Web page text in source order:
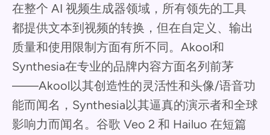
在整个 AI 视频生成器领域，所有领先的工具
都提供文本到视频的转换，但在自定义、输出
质量和使用限制方面有所不同。Akool和
Synthesia在专业的品牌内容方面名列前茅
——Akool以其创造性的灵活性和头像/语音功
能而闻名，Synthesia以其逼真的演示者和全球
影响力而闻名。谷歌 Veo 2 和 Hailuo 在短篇